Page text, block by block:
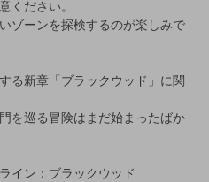
ください。
ゾーンを探検するのが楽しみで
る新章「ブラックウッド」に関
を巡る冒険はまだ始まったばか
イン：ブラックウッド